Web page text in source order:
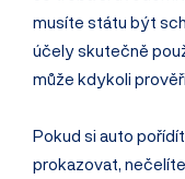
musíte státu být
účely skutečně
může kdykoli
Pokud si auto
prokazovat,